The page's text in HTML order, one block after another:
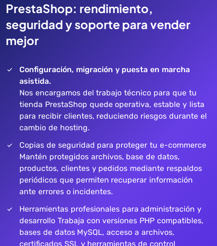
PrestaShop: rendimiento,
seguridad y soporte para vender
mejor
Configuración, migración y puesta en marcha
asistida.
Nos encargamos del trabajo técnico para que tu
tienda PrestaShop quede operativa, estable y lista
para recibir clientes, reduciendo riesgos durante el
cambio de hosting.
Copias de seguridad para proteger tu e-commerce
Mantén protegidos archivos, base de datos,
productos, clientes y pedidos mediante respaldos
periódicos que permiten recuperar información
ante errores o incidentes.
Herramientas profesionales para administración y
desarrollo Trabaja con versiones PHP compatibles,
bases de datos MySQL, acceso a archivos,
certificados SSL y herramientas de control